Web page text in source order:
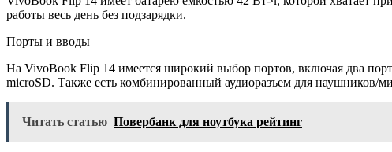
работы весь день без подзарядки.
Порты и вводы
На VivoBook Flip 14 имеется широкий выбор портов, включая два
microSD. Также есть комбинированный аудиоразъем для наушников/
Читать статью Повербанк для ноутбука рейтинг